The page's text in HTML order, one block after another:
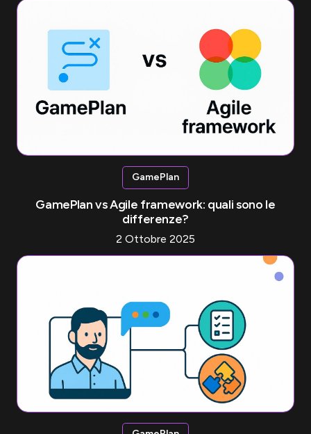
GamePlan
GamePlan vs Agile framework: quali sono le
differenze?
2 Ottobre 2025